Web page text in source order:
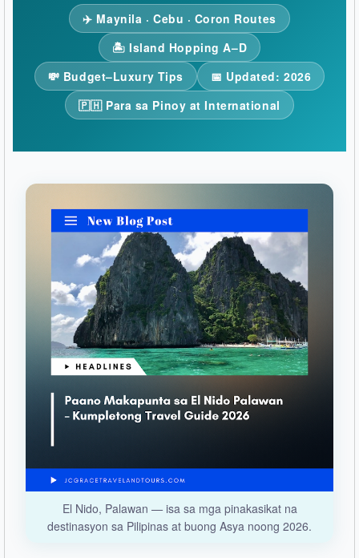
✈️ Maynila · Cebu · Coron Routes
🏝️ Island Hopping A–D
💸 Budget–Luxury Tips
📅 Updated: 2026
🇵🇭 Para sa Pinoy at International
El Nido, Palawan — isa sa mga pinakasikat na
destinasyon sa Pilipinas at buong Asya noong 2026.